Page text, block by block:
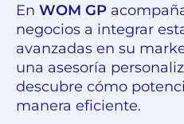
En WOM GP
negocios a integrar
avanzadas en su
una asesoría
descubre cómo
manera eficiente.